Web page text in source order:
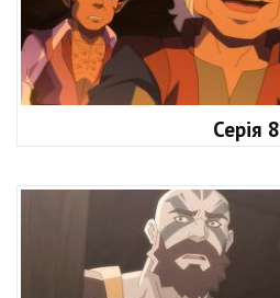
Серія 8